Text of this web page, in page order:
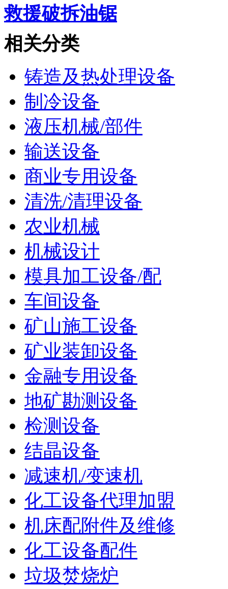
救援破拆油锯
相关分类
铸造及热处理设备
制冷设备
液压机械/部件
输送设备
商业专用设备
清洗/清理设备
农业机械
机械设计
模具加工设备/配
车间设备
矿山施工设备
矿业装卸设备
金融专用设备
地矿勘测设备
检测设备
结晶设备
减速机/变速机
化工设备代理加盟
机床配附件及维修
化工设备配件
垃圾焚烧炉